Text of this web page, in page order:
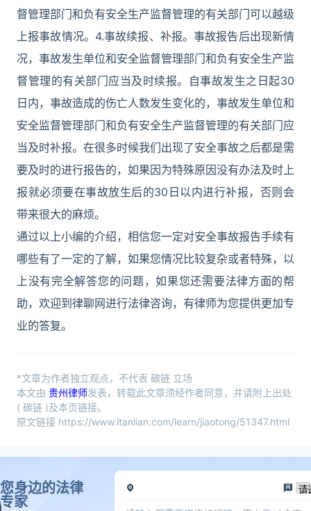
督管理部门和负有安全生产监督管理的有关部门可以越级
上报事故情况。4.事故续报、补报。事故报告后出现新情
况，事故发生单位和安全监督管理部门和负有安全生产监
督管理的有关部门应当及时续报。自事故发生之日起30
日内，事故造成的伤亡人数发生变化的，事故发生单位和
安全监督管理部门和负有安全生产监督管理的有关部门应
当及时补报。在很多时候我们出现了安全事故之后都是需
要及时的进行报告的，如果因为特殊原因没有办法及时上
报就必须要在事故放生后的30日以内进行补报，否则会
带来很大的麻烦。
通过以上小编的介绍，相信您一定对安全事故报告手续有
哪些有了一定的了解，如果您情况比较复杂或者特殊，以
上没有完全解答您的问题，如果您还需要法律方面的帮
助，欢迎到律聊网进行法律咨询，有律师为您提供更加专
业的答复。
*文章为作者独立观点，不代表 碳链 立场
本文由 贵州律师发表，转载此文章须经作者同意，并请附上出处
( 碳链 )及本页链接。
原文链接 https://www.itanlian.com/learn/jiaotong/51347.html
您身边的法律
专家